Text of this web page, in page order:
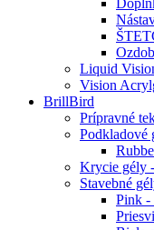
Liquid
Vision
BrillBird
Prípravné
Podkladové
Krycie gély
Stavebné
Pink -